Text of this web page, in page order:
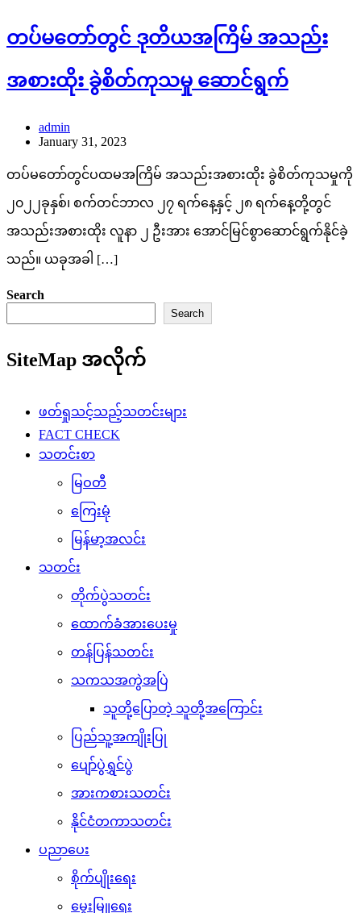
တပ်မတော်တွင် ဒုတိယအကြိမ် အသည်း
အစားထိုး ခွဲစိတ်ကုသမှု ဆောင်ရွက်
admin
January 31, 2023
တပ်မတော်တွင်ပထမအကြိမ် အသည်းအစားထိုး ခွဲစိတ်ကုသမှုကို
၂၀၂၂ခုနှစ်၊ စက်တင်ဘာလ ၂၇ ရက်နေ့နှင့် ၂၈ ရက်နေ့တို့တွင်
အသည်းအစားထိုး လူနာ ၂ ဦးအား အောင်မြင်စွာဆောင်ရွက်နိုင်ခဲ့
သည်။ ယခုအခါ […]
Search
Search
SiteMap အလိုက်
ဖတ်ရှုသင့်သည့်သတင်းများ
FACT CHECK
သတင်းစာ
မြဝတီ
ကြေးမုံ
မြန်မာ့အလင်း
သတင်း
တိုက်ပွဲသတင်း
ထောက်ခံအားပေးမှု
တန်ပြန်သတင်း
သကသအကွဲအပြဲ
သူတို့ပြောတဲ့ သူတို့အကြောင်း
ပြည်သူ့အကျိုးပြု
ပျော်ပွဲရွှင်ပွဲ
အားကစားသတင်း
နိုင်ငံတကာသတင်း
ပညာပေး
စိုက်ပျိုးရေး
မွေးမြူရေး